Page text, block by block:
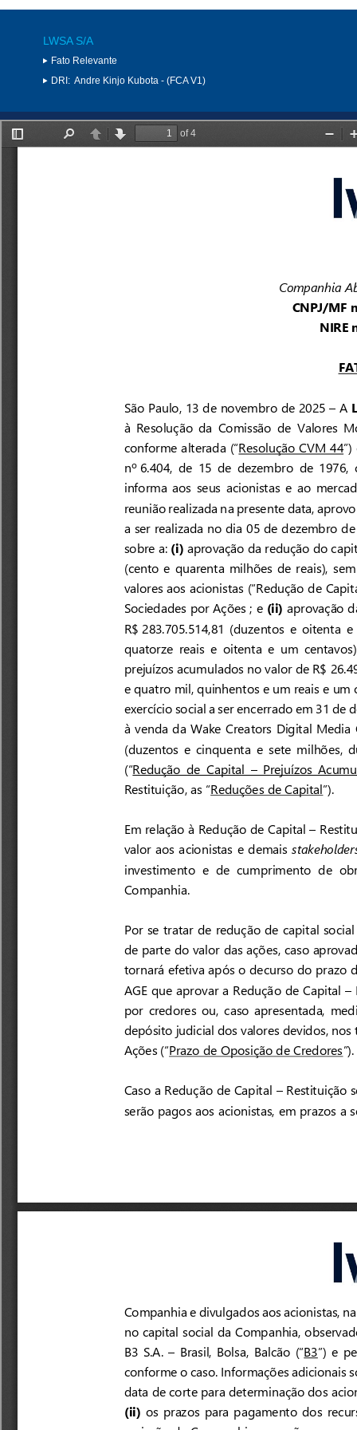
LWSA S/A
Fato Relevante
DRI: Andre Kinjo Kubota - (FCA V1)